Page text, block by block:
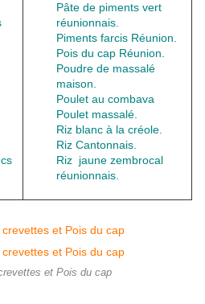
Pâte de piments vert
réunionnais.
Piments farcis Réunion.
Pois du cap Réunion.
Poudre de massalé
maison.
Poulet au combava
Poulet massalé.
Riz blanc à la créole.
Riz Cantonnais
Riz jaune zembrocal
réunionnais
et Pois du cap